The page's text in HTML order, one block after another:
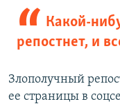
Какой-
репостнет, и
Злополучный
ее страницы в